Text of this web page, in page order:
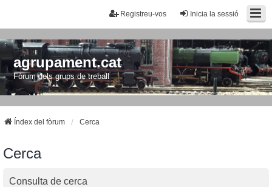
Inicia la sessió
Registreu-vos
agrupament.cat
Fòrum dels grups de treball
Índex del fòrum Cerca
Cerca
Consulta de cerca